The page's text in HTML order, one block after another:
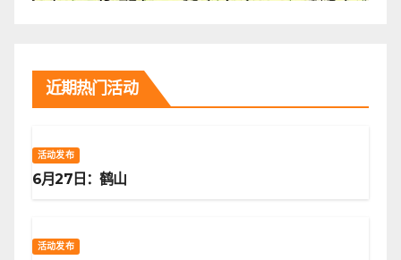
近期热门活动
活动发布
6月27日：鹤山
活动发布